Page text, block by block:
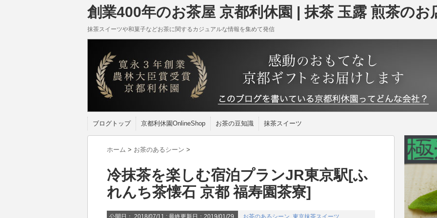
創業400年のお茶屋 京都利休園 | 抹茶 玉露 煎茶のお
抹茶スイーツや和菓子などお茶に関するカジュアルな情報を集めて発信
ブログトップ 京都利休園OnlineShop お茶の豆知識 抹茶スイーツ
ホーム > お茶のあるシーン >
冷抹茶を楽しむ宿泊プランJR東京駅[ふ
れんち茶懐石 京都 福寿園茶寮]
公開日： 2018/07/11 : 最終更新日：2019/01/29 お茶のあるシーン 東京抹茶スイーツ